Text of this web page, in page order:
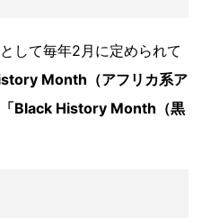
して毎年2月に定められて
Month（アフリカ系ア
「Black History Month（黒